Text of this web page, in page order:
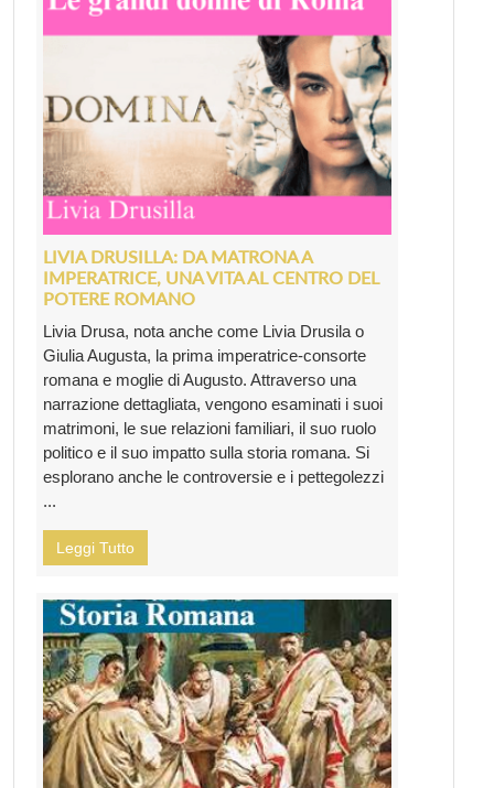
LIVIA DRUSILLA: DA MATRONA A
IMPERATRICE, UNA VITA AL CENTRO DEL
POTERE ROMANO
Livia Drusa, nota anche come Livia Drusila o
Giulia Augusta, la prima imperatrice-consorte
romana e moglie di Augusto. Attraverso una
narrazione dettagliata, vengono esaminati i suoi
matrimoni, le sue relazioni familiari, il suo ruolo
politico e il suo impatto sulla storia romana. Si
esplorano anche le controversie e i pettegolezzi
...
Leggi Tutto